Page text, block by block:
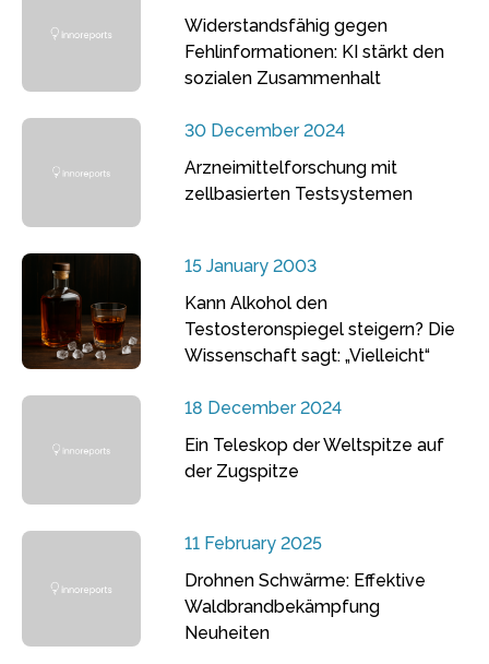
Widerstandsfähig gegen
Fehlinformationen: KI stärkt den
sozialen Zusammenhalt
30 December 2024
Arzneimittelforschung mit
zellbasierten Testsystemen
15 January 2003
Kann Alkohol den
Testosteronspiegel steigern? Die
Wissenschaft sagt: „Vielleicht“
18 December 2024
Ein Teleskop der Weltspitze auf
der Zugspitze
11 February 2025
Drohnen Schwärme: Effektive
Waldbrandbekämpfung
Neuheiten